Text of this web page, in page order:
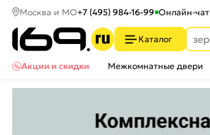
Москва и МО+7 (495) 984-16-99 Онлайн-чат
Каталог
Акции и скидки
Межкомнатные двери